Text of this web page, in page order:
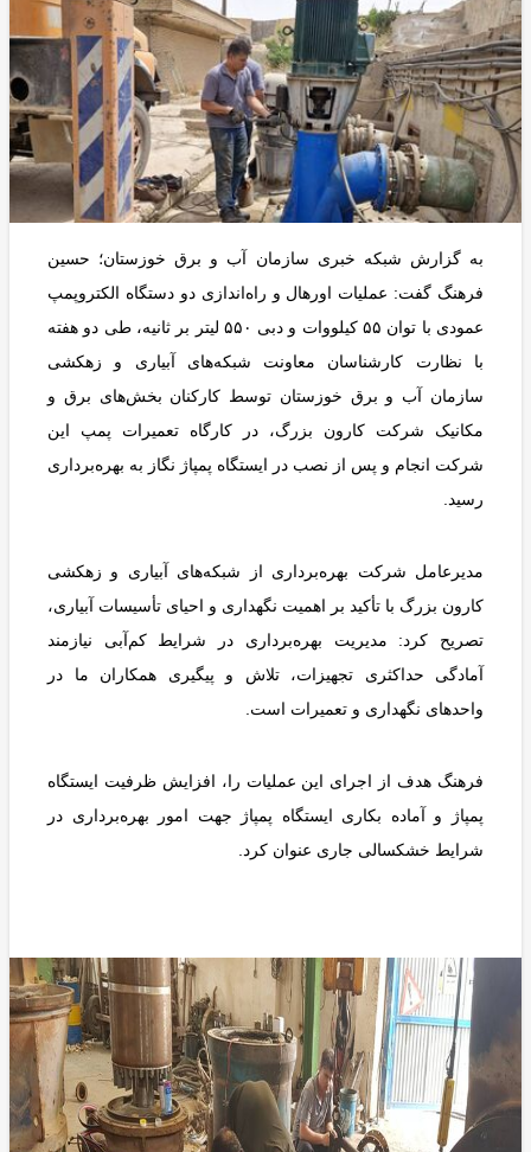
به گزارش شبکه خبری سازمان آب و برق خوزستان؛ حسین
فرهنگ گفت: عملیات اورهال و راه‌اندازی دو دستگاه الکتروپمپ
عمودی با توان ۵۵ کیلووات و دبی ۵۵۰ لیتر بر ثانیه، طی دو هفته
با نظارت کارشناسان معاونت شبکه‌های آبیاری و زهکشی
سازمان آب و برق خوزستان توسط کارکنان بخش‌های برق و
مکانیک شرکت کارون بزرگ، در کارگاه تعمیرات پمپ این
شرکت انجام و پس از نصب در ایستگاه پمپاژ نگاز به بهره‌برداری
رسید.
مدیرعامل شرکت بهره‌برداری از شبکه‌های آبیاری و زهکشی
کارون بزرگ با تأکید بر اهمیت نگهداری و احیای تأسیسات آبیاری،
تصریح کرد: مدیریت بهره‌برداری در شرایط کم‌آبی نیازمند
آمادگی حداکثری تجهیزات، تلاش و پیگیری همکاران ما در
واحدهای نگهداری و تعمیرات است.
فرهنگ هدف از اجرای این عملیات را، افزایش ظرفیت ایستگاه
پمپاژ و آماده بکاری ایستگاه پمپاژ جهت امور بهره‌برداری در
شرایط خشکسالی جاری عنوان کرد.